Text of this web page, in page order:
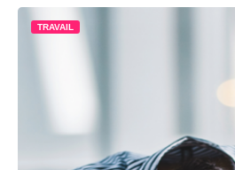
TRAVAIL